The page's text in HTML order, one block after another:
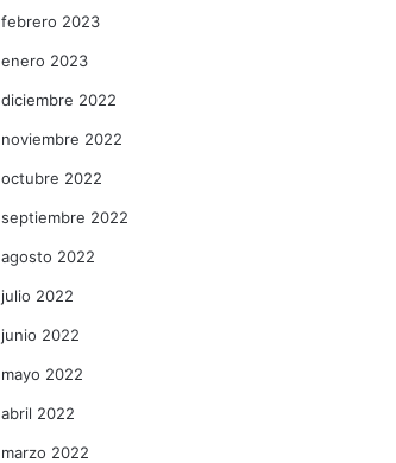
febrero 2023
enero 2023
diciembre 2022
noviembre 2022
octubre 2022
septiembre 2022
agosto 2022
julio 2022
junio 2022
mayo 2022
abril 2022
marzo 2022